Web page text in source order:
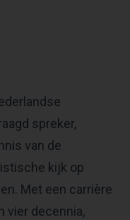
spreker,
van de
kijk op
Met een carrière
vier decennia,